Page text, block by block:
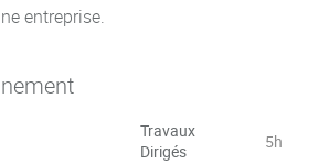
entreprise.
Travaux
Dirigés
5h